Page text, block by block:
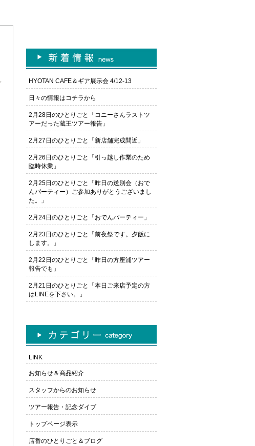
HYOTAN CAFE＆ギア展示会 4/12-13
日々の情報はコチラから
2月28日のひとりごと「コニーさんラストツ
アーだった蔵王ツアー報告」
2月27日のひとりごと「新店舗完成間近」
2月26日のひとりごと「引っ越し作業のため
臨時休業」
2月25日のひとりごと「昨日の送別会（おで
んパーティー）ご参加ありがとうございまし
た。」
2月24日のひとりごと「おでんパーティー」
2月23日のひとりごと「前夜祭です。夕飯に
します。」
2月22日のひとりごと「昨日の方座浦ツアー
報告でも」
2月21日のひとりごと「本日ご来店予定の方
はLINEを下さい。」
LINK
お知らせ＆商品紹介
スタッフからのお知らせ
ツアー報告・記念ダイブ
トップページ表示
店番のひとりごと＆ブログ